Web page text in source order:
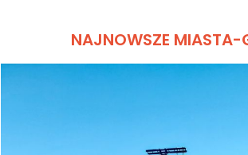
NAJNOWSZE MIASTA-